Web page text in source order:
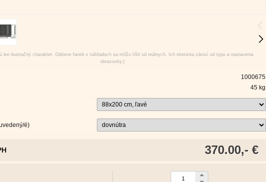
len ilustračný charakter. Odtiene farieb v náhľadoch sa môžu líšiť od reálnych. Ich intenzita závisí od typu a nastavenia
obrazovky.)
1000675
45 kg
é)
370.00,- €